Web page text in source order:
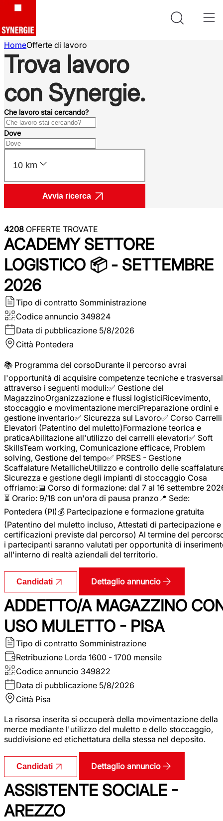
HomeOfferte di lavoro
Trova lavoro
con Synergie.
Che lavoro stai cercando?
Dove
10 km
Avvia ricerca
4208 OFFERTE TROVATE
ACADEMY SETTORE
LOGISTICO 📦 - SETTEMBRE
2026
Tipo di contratto Somministrazione
Codice annuncio 349824
Data di pubblicazione 5/8/2026
Città Pontedera
📚 Programma del corsoDurante il percorso avrai
l'opportunità di acquisire competenze tecniche e
attraverso i seguenti moduli:✅ Gestione del
MagazzinoOrganizzazione e flussi logisticiRicevimento,
stoccaggio e movimentazione merciPreparazione ordini e
gestione inventario✅ Sicurezza sul Lavoro✅ Corso Carrelli
Elevatori (Patentino del muletto)Formazione teorica e
praticaAbilitazione all'utilizzo dei carrelli elevatori✅ Soft
SkillsTeam working, Comunicazione efficace, Problem
solving, Gestione del tempo✅ PRSES - Gestione
Scaffalature MetallicheUtilizzo e controllo delle
Sicurezza e gestione degli impianti di stoccaggio Cosa
offriamo:📅 Corso di formazione: dal 7 al 16 settembre
⏳ Orario: 9/18 con un'ora di pausa pranzo📍 Sede:
Pontedera (PI)💰 Partecipazione e formazione gratuita
(Patentino del muletto incluso, Attestati di partecipazione e
certificazioni previste dal percorso) Al termine del
i partecipanti saranno valutati per opportunità di
all'interno di realtà aziendali del territorio.
Candidati Dettaglio annuncio
ADDETTO/A MAGAZZINO
USO MULETTO - PISA
Tipo di contratto Somministrazione
Retribuzione Lorda 1600 - 1700 mensile
Codice annuncio 349822
Data di pubblicazione 5/8/2026
Città Pisa
La risorsa inserita si occuperà della movimentazione della
merce mediante l'utilizzo del muletto e dello stoccaggio,
suddivisione ed etichettatura della stessa nel deposito.
Candidati Dettaglio annuncio
ASSISTENTE SOCIALE -
AREZZO